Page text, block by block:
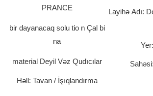
PRANCE
bir dayanacaq solu tio n Çal bi
na
material Deyil Vəz Qudıcılar
Layihə Adı:
Həll: Tavan / İşıqlandırma